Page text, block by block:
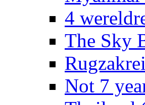
4
The Sky
Not 7